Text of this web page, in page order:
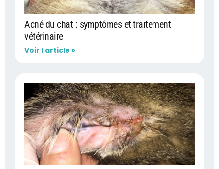
Acné du chat : symptômes et traitement
vétérinaire
Voir l'article »